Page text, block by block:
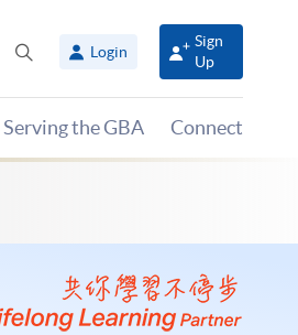
Share
panel
Login
Sign
Up
Serving the GBA Connect